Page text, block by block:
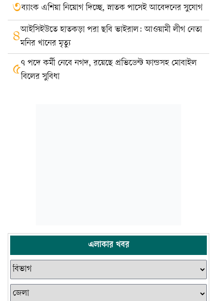
৩ব্যাংক এশিয়া নিয়োগ দিচ্ছে, স্নাতক পাসেই আবেদনের সুযোগ
৪আইসিইউতে হাতকড়া পরা ছবি ভাইরাল: আওয়ামী লীগ নেতা
মনির খানের মৃত্যু
৫৭ পদে কর্মী নেবে নগদ, রয়েছে প্রভিডেন্ট ফান্ডসহ মোবাইল
বিলের সুবিধা
এলাকার খবর